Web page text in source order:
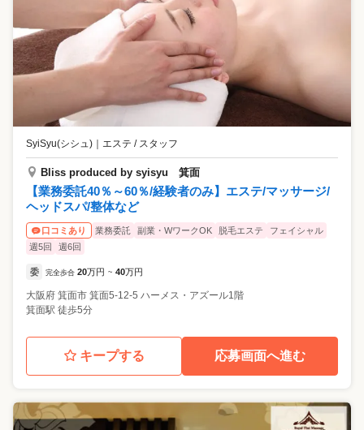
SyiSyu(シシュ) エステ / スタッフ
Bliss produced by syisyu 箕面
【業務委託40％～60％/経験者のみ】エステ/マッサージ/
ヘッドスパ/整体など
口コミあり 業務委託 副業・WワークOK 脱毛エステ
フェイシャル
週5回
週6回
委 完全歩合 20万円 ~ 40万円
大阪府 箕面市 箕面5-12-5 ハーメス・アズール1階
箕面駅 徒歩5分
キープする 応募画面へ進む